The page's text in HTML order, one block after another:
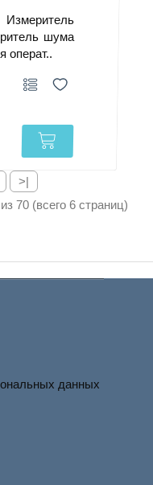
шума
операт..
>|
70 (всего 6 страниц)
данных